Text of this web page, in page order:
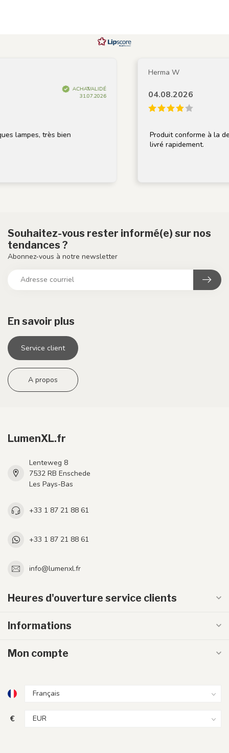
ACHAT VALIDÉ
31.07.2026
très bien
Herma W
04.08.2026
Produit conforme à la
livré rapidement.
En savoir plus
Service client
A propos
Souhaitez-vous rester informé(e) sur nos
tendances ?
Abonnez-vous à notre newsletter
LumenXL.fr
Lenteweg 8
7532 RB Enschede
Les Pays-Bas
+33 1 87 21 88 61
+33 1 87 21 88 61
info@lumenxl.fr
Heures d'ouverture service clients
Informations
Mon compte
€